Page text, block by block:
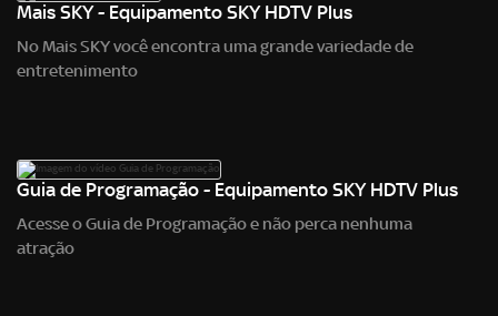
Mais SKY - Equipamento SKY HDTV Plus
No Mais SKY você encontra uma grande variedade de
entretenimento
Guia de Programação - Equipamento SKY HDTV Plus
Acesse o Guia de Programação e não perca nenhuma
atração